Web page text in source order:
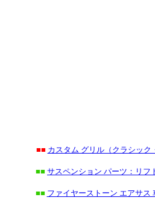
■■ カスタム グリル（クラシッ
■■ サスペンション パーツ：リフ
■■ ファイヤーストーン エアサス